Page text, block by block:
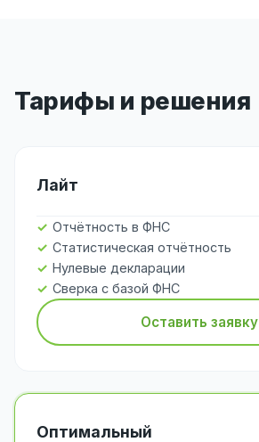
Тарифы и решения
Лайт
Отчётность в ФНС
Статистическая отчётность
Нулевые декларации
Сверка с базой ФНС
Оставить заявку
Оптимальный